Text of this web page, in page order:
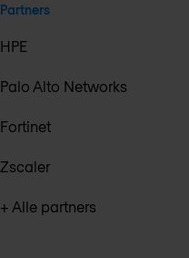
Partners
HPE
Palo Alto Networks
Fortinet
Zscaler
+ Alle partners